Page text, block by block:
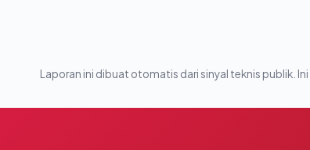
Laporan ini dibuat otomatis dari sinyal teknis publik.